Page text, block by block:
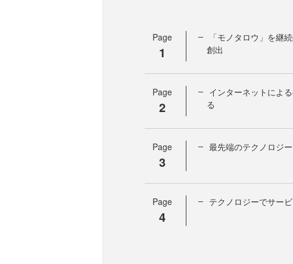
Page
1
「モノタロウ」を継
創出
Page
2
インターネットによ
る
Page
3
最先端のテクノロジ
Page
4
テクノロジーでサー